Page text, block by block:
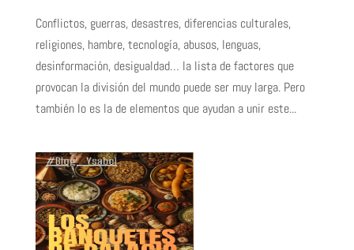
Conflictos, guerras, desastres, diferencias culturales,
religiones, hambre, tecnología, abusos, lenguas,
desinformación, desigualdad… la lista de factores que
provocan la división del mundo puede ser muy larga. Pero
también lo es la de elementos que ayudan a unir este...